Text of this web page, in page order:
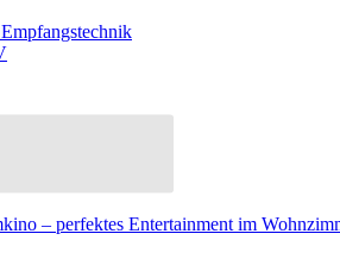
– perfektes Entertainment im